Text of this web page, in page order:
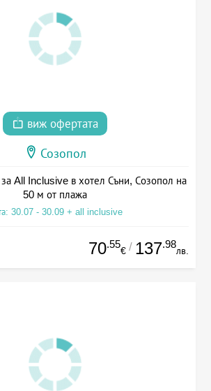
виж офертата
Созопол
All Inclusive в хотел Съни, Созопол на
50 м от плажа
30.07 - 30.09 + all inclusive
70.55
€ / 137.98
лв.